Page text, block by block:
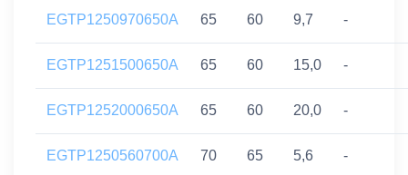
EGTP1250970650A 65 60 9,7 -
EGTP1251500650A 65 60 15,0 -
EGTP1252000650A 65 60 20,0 -
EGTP1250560700A 70 65 5,6 -